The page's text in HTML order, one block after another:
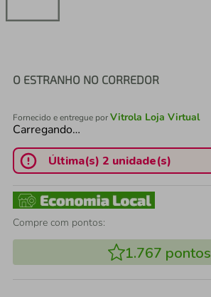
O ESTRANHO NO CORREDOR
Fornecido e entregue porVitrola Loja Virtual
Carregando…
Última(s) 2 unidade(s)
Compre com pontos:
1.767 pontos